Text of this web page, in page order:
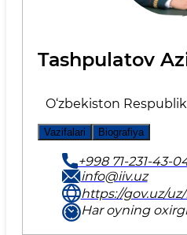
Tаshpulatov
O‘zbеkiston
Vazifalari Biografiya
+998 71-231-43-
info@iiv.uz
https://gov.uz/
Har oyning